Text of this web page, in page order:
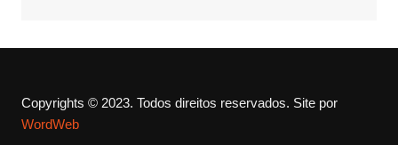
Copyrights © 2023. Todos direitos reservados. Site por
WordWeb